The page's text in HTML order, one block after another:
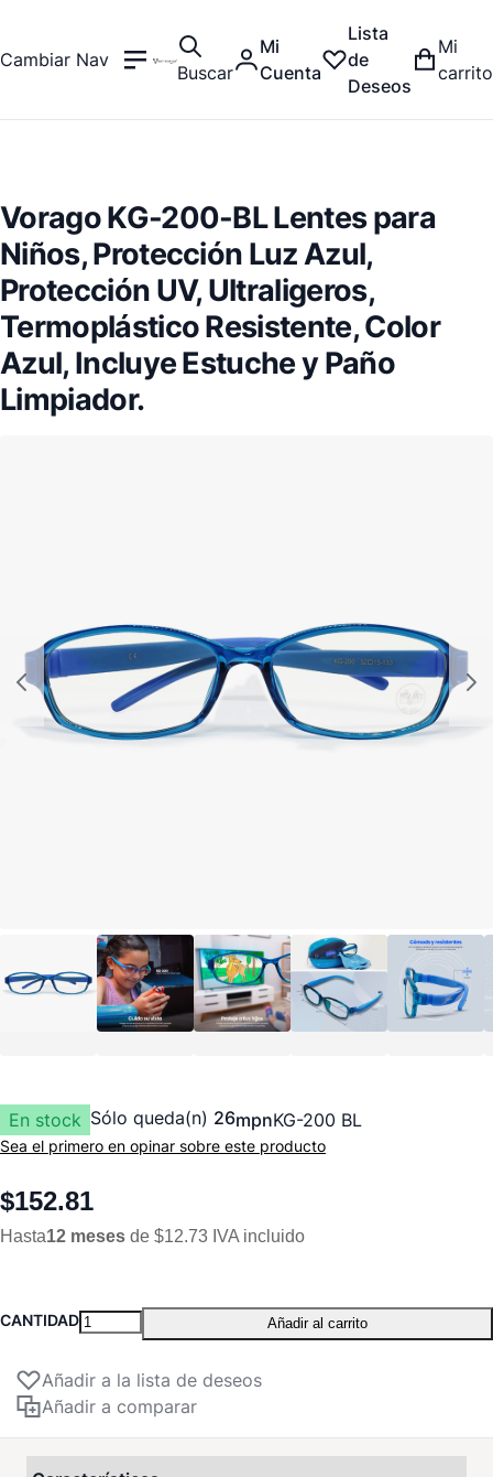
Cambiar Nav
Buscar
Mi
Cuenta
Lista
de
Deseos
Mi
carrito
Vorago KG-200-BL Lentes para
Niños, Protección Luz Azul,
Protección UV, Ultraligeros,
Termoplástico Resistente, Color
Azul, Incluye Estuche y Paño
Limpiador.
En stock Sólo queda(n) 26mpnKG-200 BL
Sea el primero en opinar sobre este producto
$152.81
Hasta12 meses de $12.73 IVA incluido
CANTIDAD Añadir al carrito
Añadir a la lista de deseos
Añadir a comparar